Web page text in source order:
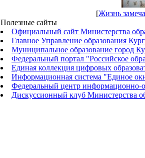
[Жизнь
Полезные сайты
Официальный сайт Министерства
Главное Управление образования
Муниципальное образование город
Федеральный портал "Российское
Единая коллекция цифровых
Информационная система "Единое
Федеральный центр информационно-
Дискуссионный клуб Министерства